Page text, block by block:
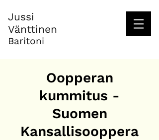
Jussi
Vänttinen
Baritoni
Oopperan
kummitus -
Suomen
Kansallisooppera